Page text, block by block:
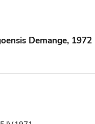
Demange, 1972